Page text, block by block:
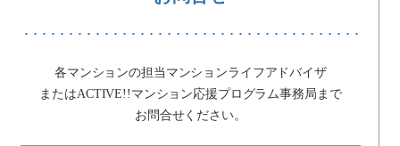
各マンションの担当マンションライフアドバイザ
またはACTIVE!!マンション応援プログラム事務局まで
お問合せください。